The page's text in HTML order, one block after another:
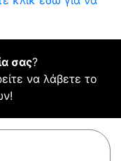
σας?
να λάβετε το